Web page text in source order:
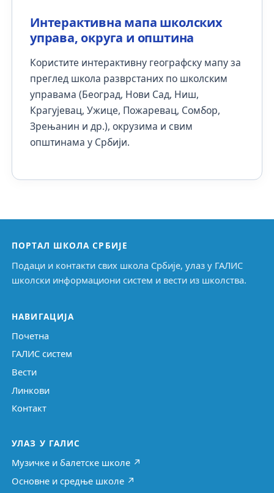
Интерактивна мапа школских
управа, округа и општина
Користите интерактивну географску мапу за
преглед школа разврстаних по школским
управама (Београд, Нови Сад, Ниш,
Крагујевац, Ужице, Пожаревац, Сомбор,
Зрењанин и др.), окрузима и свим
општинама у Србији.
ПОРТАЛ ШКОЛА СРБИЈЕ
Подаци и контакти свих школа Србије, улаз у ГАЛИС
школски информациони систем и вести из школства.
НАВИГАЦИЈА
Почетна
ГАЛИС систем
Вести
Линкови
Контакт
УЛАЗ У ГАЛИС
Музичке и балетске школе ↗
Основне и средње школе ↗